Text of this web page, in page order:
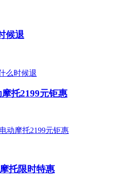
候退
托2199元钜惠
托限时特惠